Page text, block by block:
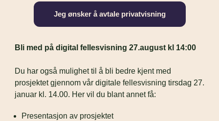
Jeg ønsker å avtale privatvisning
Bli med på digital fellesvisning 27.august kl 14:00
Du har også mulighet til å bli bedre kjent med
prosjektet gjennom vår digitale fellesvisning tirsdag 27.
januar kl. 14.00. Her vil du blant annet få:
Presentasjon av prosjektet